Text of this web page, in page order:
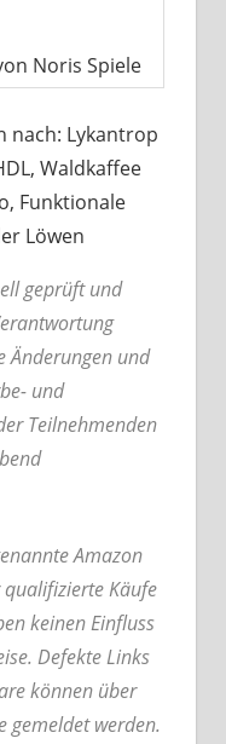
Noris Spiele
nach: Lykantrop
Waldkaffee
Funktionale
Löwen
geprüft und
Änderungen und
und
Teilnehmenden
Amazon
Käufe
keinen Einfluss
Defekte Links
können über
gemeldet werden.